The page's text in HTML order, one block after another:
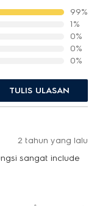
99%
1%
0%
0%
0%
TULIS ULASAN
2 tahun yang lalu
sangat include